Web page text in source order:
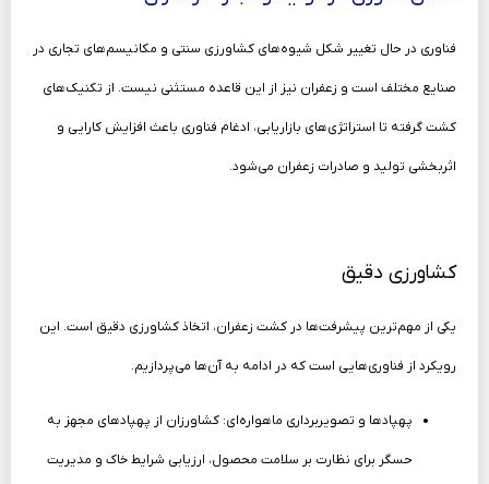
فناوری در حال تغییر شکل شیوه‌های کشاورزی سنتی و مکانیسم‌های تجاری در
صنایع مختلف است و زعفران نیز از این قاعده مستثنی نیست. از تکنیک‌های
کشت گرفته تا استراتژی‌های بازاریابی، ادغام فناوری باعث افزایش کارایی و
اثربخشی تولید و صادرات زعفران می‌شود.
کشاورزی دقیق
یکی از مهم‌ترین پیشرفت‌ها در کشت زعفران، اتخاذ کشاورزی دقیق است. این
رویکرد از فناوری‌هایی است که در ادامه به آن‌ها می‌پردازیم.
پهپادها و تصویربرداری ماهواره‌ای: کشاورزان از پهپادهای مجهز به
حسگر برای نظارت بر سلامت محصول، ارزیابی شرایط خاک و مدیریت